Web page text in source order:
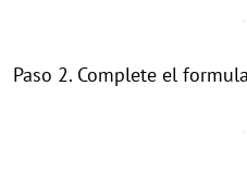
Paso 2. Complete el